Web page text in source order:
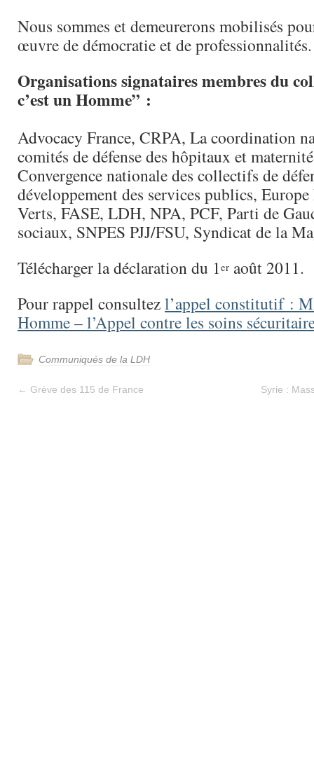
Nous sommes et demeurerons mobilisés
œuvre de démocratie et de professionnalités.
Organisations signataires membres du
c’est un Homme” :
Advocacy France, CRPA, La coordination
comités de défense des hôpitaux et
Convergence nationale des collectifs de
développement des services publics,
Verts, FASE, LDH, NPA, PCF, Parti de
sociaux, SNPES PJJ/FSU, Syndicat de la
Télécharger la déclaration du 1er août 2011.
Pour rappel consultezl’appel constitutif :
Homme – l’Appel contre les soins
Communiqués de la LDH
← Grève des 115 de France Syrie :